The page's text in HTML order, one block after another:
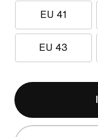
EU 41
EU 43